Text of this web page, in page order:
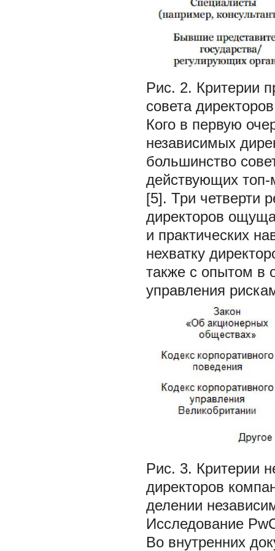
Рис. 2. Критерии
совета
Кого в первую
независимых
большинство
действующих топ-
[5]. Три четверти
директоров
и практических
нехватку
также с опытом в
управления
Рис. 3. Критерии
директоров
делении
Исследование
Во внутренних